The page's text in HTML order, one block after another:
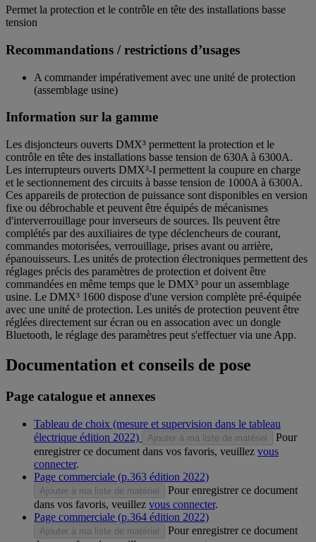
Permet la protection et le contrôle en tête des installations basse
tension
Recommandations / restrictions d’usages
A commander impérativement avec une unité de protection
(assemblage usine)
Information sur la gamme
Les disjoncteurs ouverts DMX³ permettent la protection et le
contrôle en tête des installations basse tension de 630A à 6300A.
Les interrupteurs ouverts DMX³-I permettent la coupure en charge
et le sectionnement des circuits à basse tension de 1000A à 6300A.
Ces appareils de protection de puissance sont disponibles en version
fixe ou débrochable et peuvent être équipés de mécanismes
d'interverrouillage pour inverseurs de sources. Ils peuvent être
complétés par des auxiliaires de type déclencheurs de courant,
commandes motorisées, verrouillage, prises avant ou arrière,
épanouisseurs. Les unités de protection électroniques permettent des
réglages précis des paramètres de protection et doivent être
commandées en même temps que le DMX³ pour un assemblage
usine. Le DMX³ 1600 dispose d'une version complète pré-équipée
avec une unité de protection. Les unités de protection peuvent être
réglées directement sur écran ou en assocation avec un dongle
Bluetooth, le réglage des paramètres peut s'effectuer via une App.
Documentation et conseils de pose
Page catalogue et annexes
Tableau de choix (mesure et supervision dans le tableau
électrique édition 2022)
Ajouter à ma liste de matériel
Pour
enregistrer ce document dans vos favoris, veuillez vous
connecter.
Page commerciale (p.363 édition 2022)
Ajouter à ma liste de matériel
Pour enregistrer ce document
dans vos favoris, veuillez vous connecter.
Page commerciale (p.364 édition 2022)
Ajouter à ma liste de matériel
Pour enregistrer ce document